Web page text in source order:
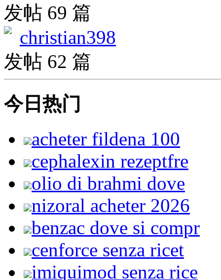
发帖 69 篇
christian398
发帖 62 篇
今日热门
acheter fildena 100
cephalexin rezeptfre
olio di brahmi dove
nizoral acheter 2026
benzac dove si compr
cenforce senza ricet
imiquimod senza rice